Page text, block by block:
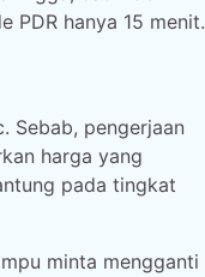
PDR hanya 15 menit.
Sebab, pengerjaan
harga yang
pada tingkat
minta mengganti